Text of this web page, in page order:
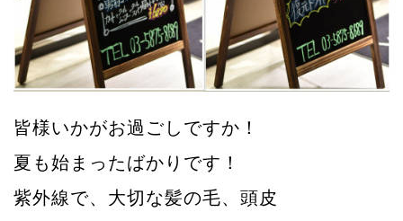
皆様いかがお過ごしですか！
夏も始まったばかりです！
紫外線で、大切な髪の毛、頭皮